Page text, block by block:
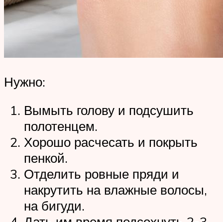
Нужно:
Вымыть голову и подсушить
полотенцем.
Хорошо расчесать и покрыть
пенкой.
Отделить ровные пряди и
накрутить на влажные волосы,
на бигуди.